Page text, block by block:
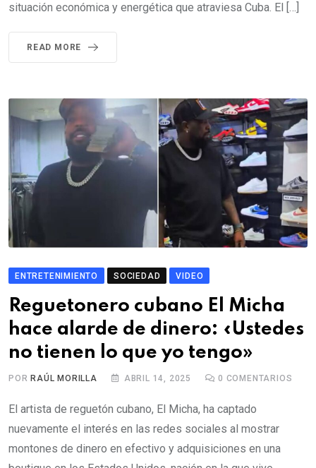
situación económica y energética que atraviesa Cuba. El […]
READ MORE
ENTRETENIMIENTO SOCIEDAD VIDEO
Reguetonero cubano El Micha
hace alarde de dinero: «Ustedes
no tienen lo que yo tengo»
POR RAÚL MORILLA ABRIL 14, 2025 0 COMENTARIOS
El artista de reguetón cubano, El Micha, ha captado
nuevamente el interés en las redes sociales al mostrar
montones de dinero en efectivo y adquisiciones en una